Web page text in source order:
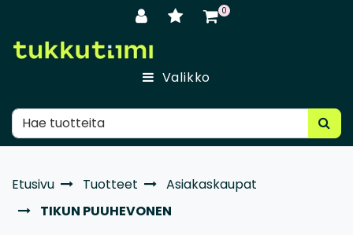
0
Valikko
Etusivu Tuotteet
Asiakaskaupat
TIKUN PUUHEVONEN